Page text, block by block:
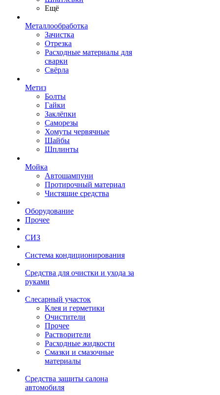
Ещё
Металлообработка
Зачистка
Отрезка
Расходные материалы для
сварки
Свёрла
Метиз
Болты
Гайки
Заклёпки
Саморезы
Хомуты червячные
Шайбы
Шплинты
Мойка
Автошампуни
Протирочный материал
Чистящие средства
Оборудование
Прочее
СИЗ
Система кондиционирования
Средства для очистки и ухода за
руками
Слесарный участок
Клея и герметики
Очистители
Прочее
Растворители
Расходные жидкости
Смазки и смазочные
материалы
Средства защиты салона
автомобиля